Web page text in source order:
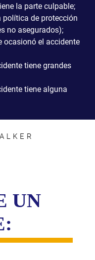
la parte culpable;
política de protección
no asegurados);
ocasionó el accidente
tiene grandes
tiene alguna
UN